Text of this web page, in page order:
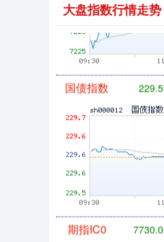
大盘指数行情走势
国债指数 229.59